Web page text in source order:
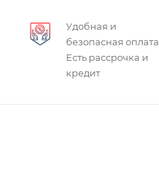
Удобная и
безопасная оплата.
Есть рассрочка и
кредит